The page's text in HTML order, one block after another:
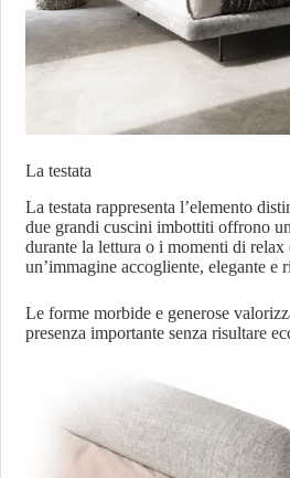
La testata
La testata rappresenta l’elemento
due grandi cuscini imbottiti offrono
durante la lettura o i momenti di relax
un’immagine accogliente, elegante e
Le forme morbide e generose
presenza importante senza risultare